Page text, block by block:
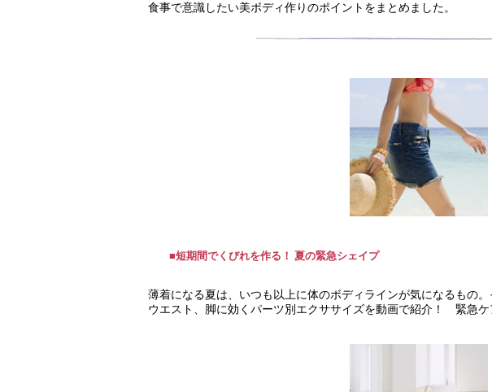
食事で意識したい美ボディ作りのポイントをまとめました。
■短期間でくびれを作る！ 夏の緊急シェイプ
薄着になる夏は、いつも以上に体のボディラインが気になるもの。
ウエスト、脚に効くパーツ別エクササイズを動画で紹介！ 緊急